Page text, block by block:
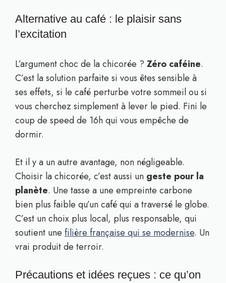
Alternative au café : le plaisir sans
l’excitation
L’argument choc de la chicorée ? Zéro caféine.
C’est la solution parfaite si vous êtes sensible à
ses effets, si le café perturbe votre sommeil ou si
vous cherchez simplement à lever le pied. Fini le
coup de speed de 16h qui vous empêche de
dormir.
Et il y a un autre avantage, non négligeable.
Choisir la chicorée, c’est aussi un geste pour la
planète. Une tasse a une empreinte carbone
bien plus faible qu’un café qui a traversé le globe.
C’est un choix plus local, plus responsable, qui
soutient une filière française qui se modernise. Un
vrai produit de terroir.
Précautions et idées reçues : ce qu’on